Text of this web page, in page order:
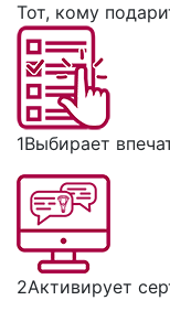
Тот, кому
1Выбирает
2Активирует